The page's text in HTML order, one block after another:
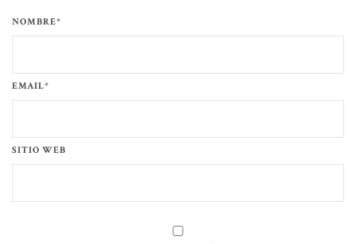
NOMBRE*
EMAIL*
SITIO WEB